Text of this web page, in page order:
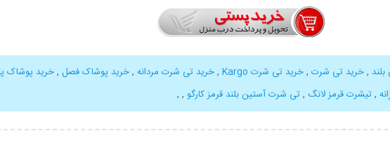
,خرید تی شرت ,خرید تی شرت Kargo ,خرید تی شرت مردانه ,خرید پوشاک فصل ,خرید پوشاک
, تیشرت قرمز لانگ , تی شرت آستین بلند قرمز کارگو ,
,